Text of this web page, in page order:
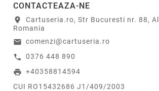
CONTACTEAZA-NE
location_on
Cartuseria.ro, Str Bucuresti nr. 88,
Romania
email comenzi@cartuseria.ro
call 0376 448 890
print +40358814594
CUI RO15432686 J1/409/2003